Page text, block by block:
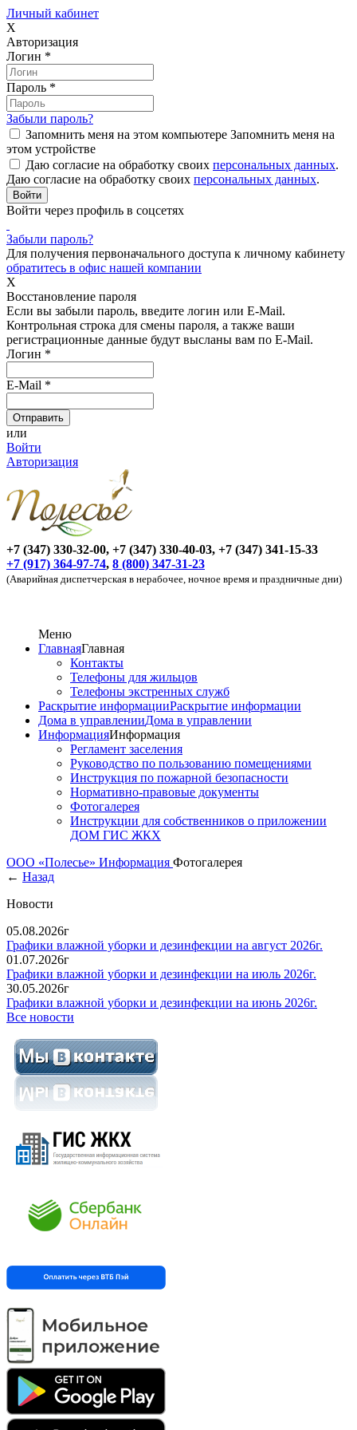
Личный кабинет
X
Авторизация
Логин *
Пароль *
Забыли пароль?
Запомнить меня на этом компьютере Запомнить меня на
этом устройстве
Даю согласие на обработку своих персональных данных.
Даю согласие на обработку своих персональных данных.
Войти через профиль в соцсетях
Забыли пароль?
Для получения первоначального доступа к личному кабинету
обратитесь в офис нашей компании
X
Восстановление пароля
Если вы забыли пароль, введите логин или E-Mail.
Контрольная строка для смены пароля, а также ваши
регистрационные данные будут высланы вам по E-Mail.
Логин *
E-Mail *
или
Войти
Авторизация
+7 (347) 330-32-00, +7 (347) 330-40-03, +7 (347) 341-15-33
+7 (917) 364-97-74, 8 (800) 347-31-23
(Аварийная диспетчерская в нерабочее, ночное время и праздничные дни)
Меню
ГлавнаяГлавная
Контакты
Телефоны для жильцов
Телефоны экстренных служб
Раскрытие информацииРаскрытие информации
Дома в управленииДома в управлении
ИнформацияИнформация
Регламент заселения
Руководство по пользованию помещениями
Инструкция по пожарной безопасности
Нормативно-правовые документы
Фотогалерея
Инструкции для собственников о приложении
ДОМ ГИС ЖКХ
ООО «Полесье» Информация Фотогалерея
← Назад
Новости
05.08.2026г
Графики влажной уборки и дезинфекции на август 2026г.
01.07.2026г
Графики влажной уборки и дезинфекции на июль 2026г.
30.05.2026г
Графики влажной уборки и дезинфекции на июнь 2026г.
Все новости